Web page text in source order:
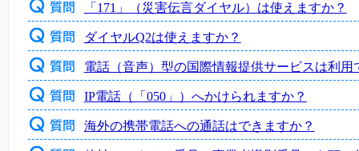
「171」（災害伝言ダイヤル）は使えますか？
ダイヤルQ2は使えますか？
電話（音声）型の国際情報提供サービスは利用
IP電話（「050」）へかけられますか？
海外の携帯電話への通話はできますか？